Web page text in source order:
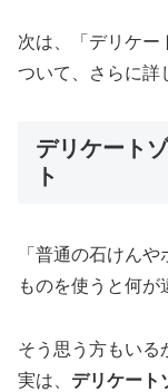
次は、「デリケー
ついて、さらに詳
デリケート
ト
「普通の石けん
ものを使うと何が
そう思う方もいる
実は、 デリケート